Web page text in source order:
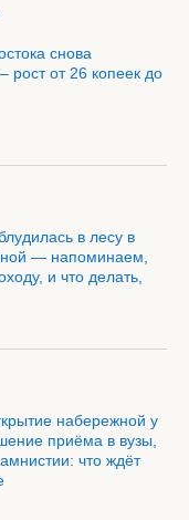
снова
рост от 26 копеек до
в лесу в
— напоминаем,
и что делать,
набережной у
приёма в вузы,
что ждёт